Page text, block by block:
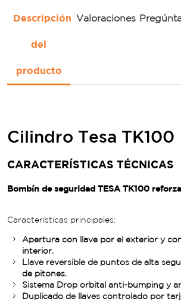
Descripción
del
producto
Valoraciones
Cilindro Tesa TK100
CARACTERÍSTICAS TÉCNICAS
Bombín de seguridad TESA TK100
Características principales:
Apertura con llave por el exterior y
interior.
Llave reversible de puntos de alta
de pitones.
Sistema Drop orbital anti-bumping y
Duplicado de llaves controlado por